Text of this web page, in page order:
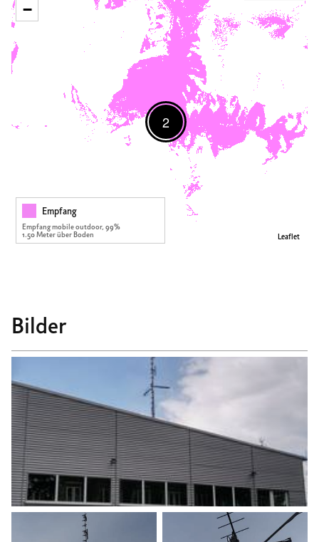
2
−
Leaflet
Empfang
Empfang mobile outdoor, 99%
1.50 Meter über Boden
Bilder